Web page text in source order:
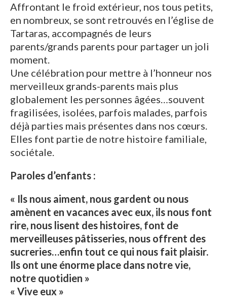
Affrontant le froid extérieur, nos tous petits,
en nombreux, se sont retrouvés en l’église de
Tartaras, accompagnés de leurs
parents/grands parents pour partager un joli
moment.
Une célébration pour mettre à l’honneur nos
merveilleux grands-parents mais plus
globalement les personnes âgées…souvent
fragilisées, isolées, parfois malades, parfois
déjà parties mais présentes dans nos cœurs.
Elles font partie de notre histoire familiale,
sociétale.
Paroles d’enfants :
« Ils nous aiment, nous gardent ou nous
amènent en vacances avec eux, ils nous font
rire, nous lisent des histoires, font de
merveilleuses pâtisseries, nous offrent des
sucreries…enfin tout ce qui nous fait plaisir.
Ils ont une énorme place dans notre vie,
notre quotidien »
« Vive eux »